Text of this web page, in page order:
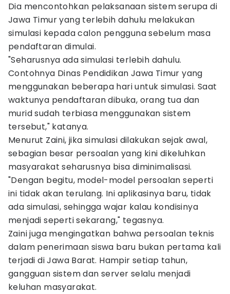
Dia mencontohkan pelaksanaan sistem serupa di
Jawa Timur yang terlebih dahulu melakukan
simulasi kepada calon pengguna sebelum masa
pendaftaran dimulai.
"Seharusnya ada simulasi terlebih dahulu.
Contohnya Dinas Pendidikan Jawa Timur yang
menggunakan beberapa hari untuk simulasi. Saat
waktunya pendaftaran dibuka, orang tua dan
murid sudah terbiasa menggunakan sistem
tersebut," katanya.
Menurut Zaini, jika simulasi dilakukan sejak awal,
sebagian besar persoalan yang kini dikeluhkan
masyarakat seharusnya bisa diminimalisasi.
"Dengan begitu, model-model persoalan seperti
ini tidak akan terulang. Ini aplikasinya baru, tidak
ada simulasi, sehingga wajar kalau kondisinya
menjadi seperti sekarang," tegasnya.
Zaini juga mengingatkan bahwa persoalan teknis
dalam penerimaan siswa baru bukan pertama kali
terjadi di Jawa Barat. Hampir setiap tahun,
gangguan sistem dan server selalu menjadi
keluhan masyarakat.